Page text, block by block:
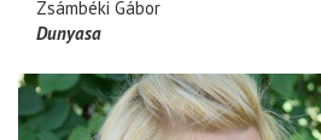
Zsámbéki Gábor
Dunyasa